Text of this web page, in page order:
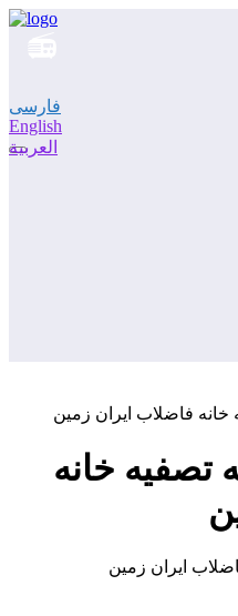
فارسی
English
العربية
خانه فاضلاب ایران زمین
تصفیه خانه